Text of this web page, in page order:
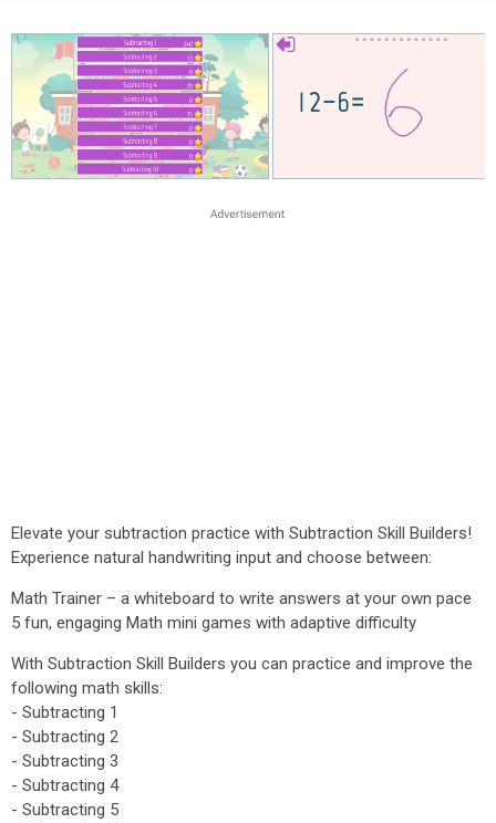
Elevate your subtraction practice with Subtraction Skill Builders!
Experience natural handwriting input and choose between:
Math Trainer – a whiteboard to write answers at your own pace
5 fun, engaging Math mini games with adaptive difficulty
With Subtraction Skill Builders you can practice and improve the
following math skills:
- Subtracting 1
- Subtracting 2
- Subtracting 3
- Subtracting 4
- Subtracting 5